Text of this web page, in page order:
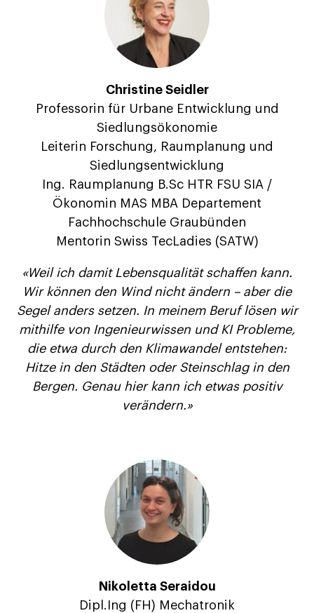
Christine Seidler
Professorin für Urbane Entwicklung und
Siedlungsökonomie
Leiterin Forschung, Raumplanung und
Siedlungsentwicklung
Ing. Raumplanung B.Sc HTR FSU SIA /
Ökonomin MAS MBA Departement
Fachhochschule Graubünden
Mentorin Swiss TecLadies (SATW)
«Weil ich damit Lebensqualität schaffen kann.
Wir können den Wind nicht ändern – aber die
Segel anders setzen. In meinem Beruf lösen wir
mithilfe von Ingenieurwissen und KI Probleme,
die etwa durch den Klimawandel entstehen:
Hitze in den Städten oder Steinschlag in den
Bergen. Genau hier kann ich etwas positiv
verändern.»
Nikoletta Seraidou
Dipl.Ing (FH) Mechatronik